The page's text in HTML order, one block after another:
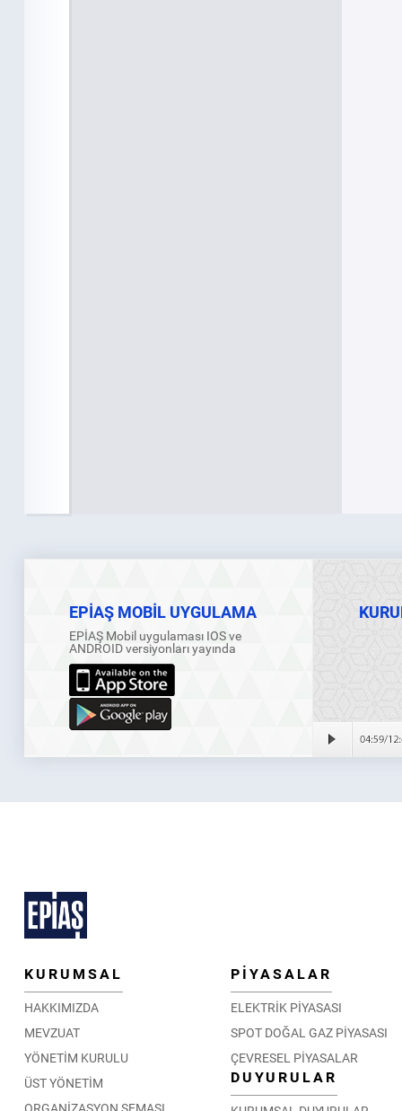
EPİAŞ MOBİL UYGULAMA
EPİAŞ Mobil uygulaması IOS ve
ANDROID versiyonları yayında
KURUMSAL
HAKKIMIZDA
MEVZUAT
YÖNETİM KURULU
ÜST YÖNETİM
PİYASALAR
ELEKTRİK PİYASASI
SPOT DOĞAL GAZ PİYASASI
ÇEVRESEL PİYASALAR
DUYURULAR